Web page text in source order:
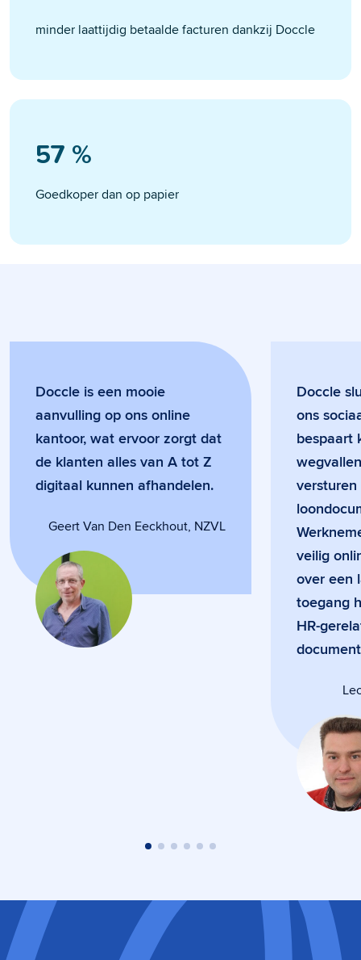
minder laattijdig betaalde facturen dankzij Doccle
70 %
Goedkoper dan op papier
Doccle is een mooie
aanvulling op ons online
kantoor, wat ervoor zorgt dat
de klanten alles van A tot Z
digitaal kunnen afhandelen.
Geert Van Den Eeckhout, NZVL
Doccle
ons
bespaart
veilig
over een
toegang
HR-